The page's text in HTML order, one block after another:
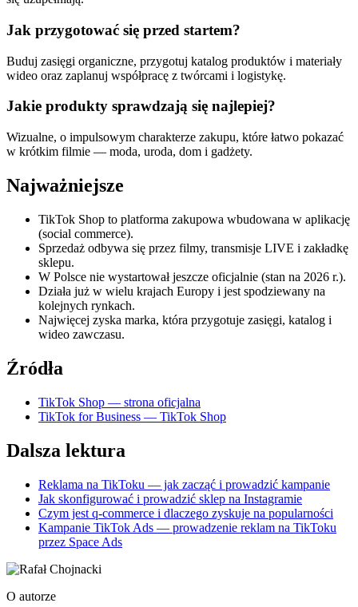
Jak przygotować się przed startem?
Buduj zasięgi organiczne, przygotuj katalog produktów i materiały
wideo oraz zaplanuj współpracę z twórcami i logistykę.
Jakie produkty sprawdzają się najlepiej?
Wizualne, o impulsowym charakterze zakupu, które łatwo pokazać
w krótkim filmie — moda, uroda, dom i gadżety.
Najważniejsze
TikTok Shop to platforma zakupowa wbudowana w aplikację
(social commerce).
Sprzedaż odbywa się przez filmy, transmisje LIVE i zakładkę
sklepu.
W Polsce nie wystartował jeszcze oficjalnie (stan na 2026 r.).
Działa już w wielu krajach Europy i jest spodziewany na
kolejnych rynkach.
Najwięcej zyska marka, która przygotuje zasięgi, katalog i
wideo zawczasu.
Źródła
TikTok Shop — strona oficjalna
TikTok for Business — TikTok Shop
Dalsza lektura
Reklama na TikToku — jak zacząć i prowadzić kampanie
Jak skonfigurować i prowadzić sklep na Instagramie
Czym jest q-commerce i dlaczego zyskuje na popularności
Kampanie TikTok Ads — prowadzenie reklam na TikToku
przez Space Ads
O autorze